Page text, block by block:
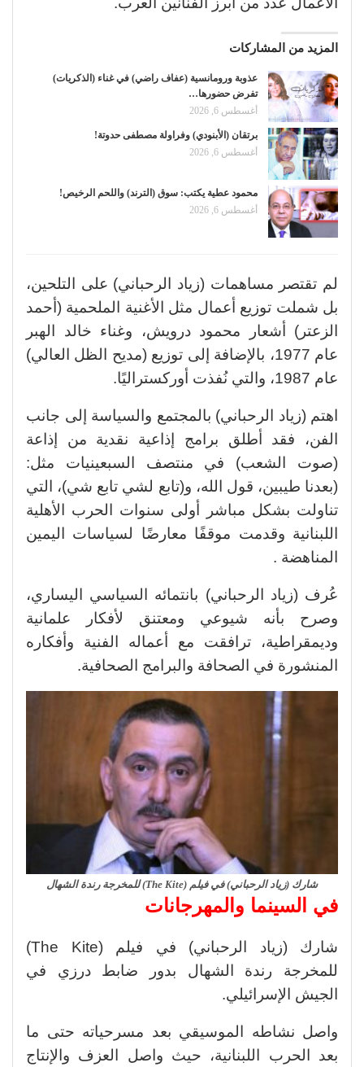
المزيد من المشاركات
عذوبة ورومانسية (عفاف راضي) في غناء (الذكريات)
تفرض حضورها…
أغسطس 6, 2026
برتقان (الأبنودي) وفراولة مصطفى حدوتة!
أغسطس 6, 2026
محمود عطية يكتب: سوق (الترند) واللحم الرخيص!
أغسطس 6, 2026
لم تقتصر مساهمات (زياد الرحباني) على التلحين،
بل شملت توزيع أعمال مثل الأغنية الملحمية (أحمد
الزعتر) أشعار محمود درويش، وغناء خالد الهبر
عام 1977، بالإضافة إلى توزيع (مديح الظل العالي)
عام 1987، والتي نُفذت أوركستراليًا.
اهتم (زياد الرحباني) بالمجتمع والسياسة إلى جانب
الفن، فقد أطلق برامج إذاعية نقدية من إذاعة
(صوت الشعب) في منتصف السبعينيات مثل:
(بعدنا طيبين، قول الله، و(تابع لشي تابع شي)، التي
تناولت بشكل مباشر أولى سنوات الحرب الأهلية
اللبنانية وقدمت موقفًا معارضًا لسياسات اليمين
المناهضة .
عُرف (زياد الرحباني) بانتمائه السياسي اليساري،
وصرح بأنه شيوعي ومعتنق لأفكار علمانية
وديمقراطية، ترافقت مع أعماله الفنية وأفكاره
المنشورة في الصحافة والبرامج الصحافية.
شارك (زياد الرحباني) في فيلم (The Kite) للمخرجة رندة الشهال
في السينما والمهرجانات
شارك (زياد الرحباني) في فيلم (The Kite)
للمخرجة رندة الشهال بدور ضابط درزي في
الجيش الإسرائيلي.
واصل نشاطه الموسيقي بعد مسرحياته حتى ما
بعد الحرب اللبنانية، حيث واصل العزف والإنتاج